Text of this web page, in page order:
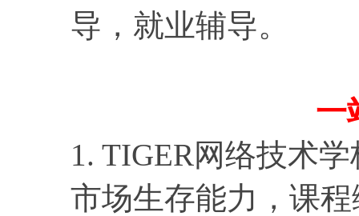
导，就业辅导。
一
1. TIGER网络技术
市场生存能力，课